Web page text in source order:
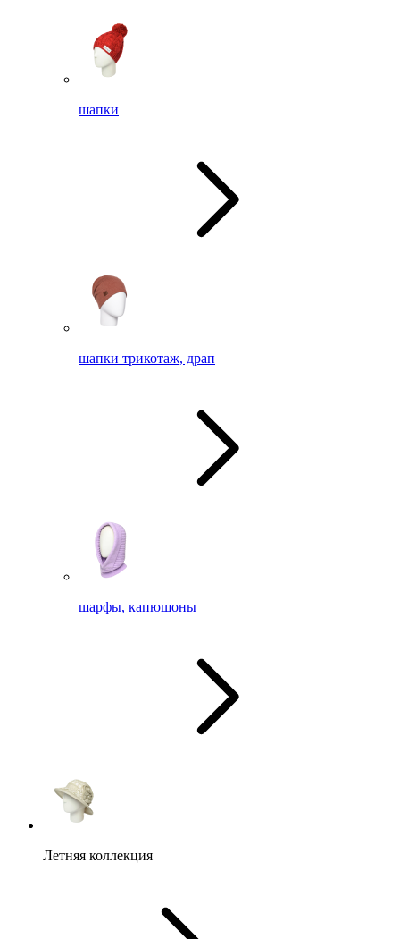
шапки
шапки трикотаж, драп
шарфы, капюшоны
Летняя коллекция